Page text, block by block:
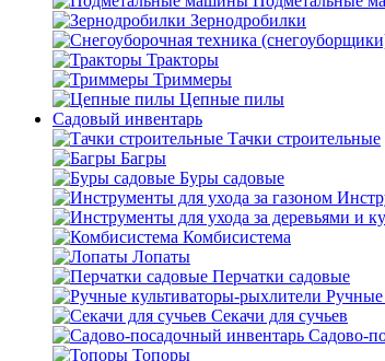
Зернодробилки
Тракторы
Триммеры
Цепные пилы
Садовый инвентарь
Тачки строительные
Багры
Буры садовые
Комбисистема
Лопаты
Перчатки садовые
Ручные
Секачи для сучьев
Садово-
Топоры